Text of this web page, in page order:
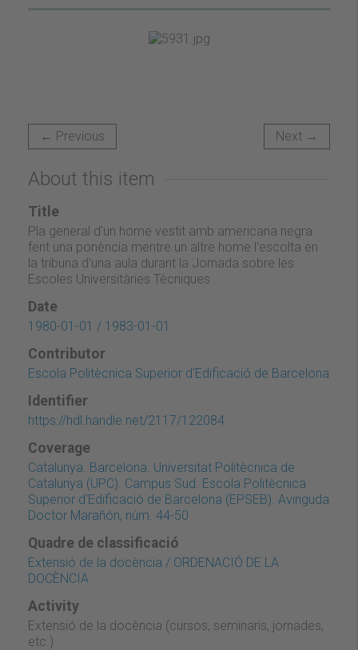
← Previous Next →
About this item
Title
Pla general d'un home vestit amb americana negra
fent una ponència mentre un altre home l'escolta en
la tribuna d'una aula durant la Jornada sobre les
Escoles Universitàries Tècniques
Date
1980-01-01 / 1983-01-01
Contributor
Escola Politècnica Superior d'Edificació de Barcelona
Identifier
https://hdl.handle.net/2117/122084
Coverage
Catalunya. Barcelona. Universitat Politècnica de
Catalunya (UPC). Campus Sud. Escola Politècnica
Superior d'Edificació de Barcelona (EPSEB). Avinguda
Doctor Marañón, núm. 44-50
Quadre de classificació
Extensió de la docència / ORDENACIÓ DE LA
DOCÈNCIA
Activity
Extensió de la docència (cursos, seminaris, jornades,
etc.)